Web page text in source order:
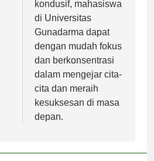
kondusif, mahasiswa
di Universitas
Gunadarma dapat
dengan mudah fokus
dan berkonsentrasi
dalam mengejar cita-
cita dan meraih
kesuksesan di masa
depan.